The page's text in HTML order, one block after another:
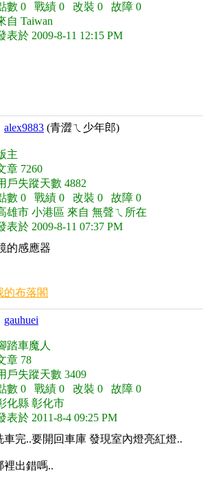
數 0 戰績 0 改裝 0 故障 0
自 Taiwan
表於 2009-8-11 12:15 PM
alex9883 (青澀ㄟ少年郎)
主
章 7260
戶失蹤天數 4882
數 0 戰績 0 改裝 0 故障 0
雄市 小港區 來自 無聲ㄟ所在
表於 2009-8-11 07:37 PM
的感應器
的布落閣
gauhuei
踏車魔人
章 78
戶失蹤天數 3409
數 0 戰績 0 改裝 0 故障 0
化縣 彰化市
表於 2011-8-4 09:25 PM
車完..要開回車庫 發現室內燈亮紅燈..
裡出錯嗎..